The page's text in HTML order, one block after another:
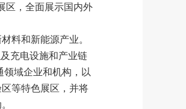
区，全面展示国内外
料和新能源产业。
充电设施和产业链
领域企业和机构，以
等特色展区，并将